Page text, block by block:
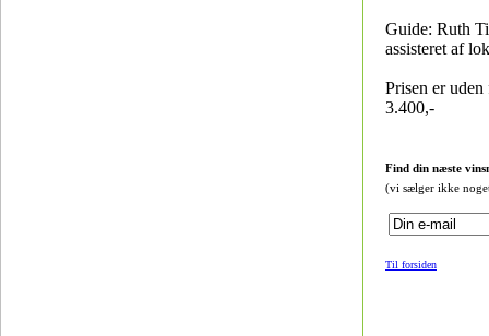
Guide: Ruth
assisteret af
Prisen er
3.400,-
Find din næste
(vi sælger ikke
Til forsiden